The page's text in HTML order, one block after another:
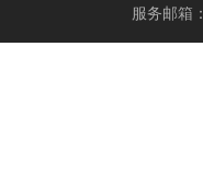
服务邮箱：